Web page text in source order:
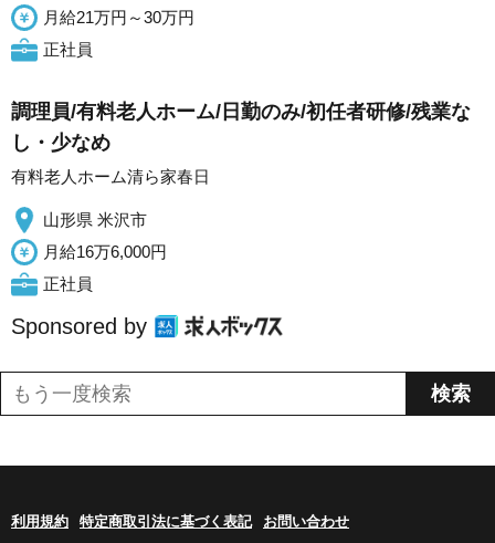
月給21万円～30万円
正社員
調理員/有料老人ホーム/日勤のみ/初任者研修/残業な
し・少なめ
有料老人ホーム清ら家春日
山形県 米沢市
月給16万6,000円
正社員
Sponsored by
利用規約 特定商取引法に基づく表記 お問い合わせ